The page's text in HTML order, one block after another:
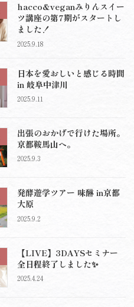
hacco&veganみりんスイー
ツ講座の第7期がスタートし
ました！
2025.9.18
日本を愛おしいと感じる時間
in 岐阜中津川
2025.9.11
出張のおかげで行けた場所。
京都鞍馬山へ。
2025.9.3
発酵遊学ツアー 味醂 in京都
大原
2025.9.2
【LIVE】3DAYSセミナー
全日程終了しました✨
2025.4.24